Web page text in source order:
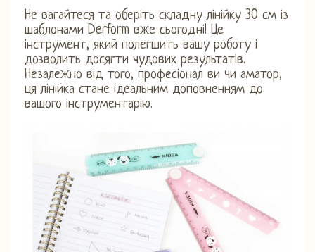
Не вагайтеся та оберіть складну лінійку 30 см із
шаблонами Derform вже сьогодні! Це
інструмент, який полегшить вашу роботу і
дозволить досягти чудових результатів.
Незалежно від того, професіонал ви чи аматор,
ця лінійка стане ідеальним доповненням до
вашого інструментарію.